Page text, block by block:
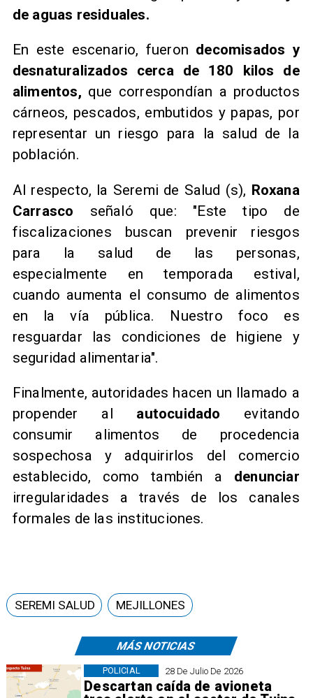
de aguas residuales.
En este escenario, fueron decomisados y
desnaturalizados cerca de 180 kilos de
alimentos, que correspondían a productos
cárneos, pescados, embutidos y papas, por
representar un riesgo para la salud de la
población.
Al respecto, la Seremi de Salud (s), Roxana
Carrasco señaló que: "Este tipo de
fiscalizaciones buscan prevenir riesgos
para la salud de las personas,
especialmente en temporada estival,
cuando aumenta el consumo de alimentos
en la vía pública. Nuestro foco es
resguardar las condiciones de higiene y
seguridad alimentaria".
Finalmente, autoridades hacen un llamado a
propender al autocuidado evitando
consumir alimentos de procedencia
sospechosa y adquirirlos del comercio
establecido, como también a denunciar
irregularidades a través de los canales
formales de las instituciones.
MÁS NOTICIAS
28 De Julio De 2026
Descartan caída de avioneta
POLICIAL
SEREMI SALUD MEJILLONES